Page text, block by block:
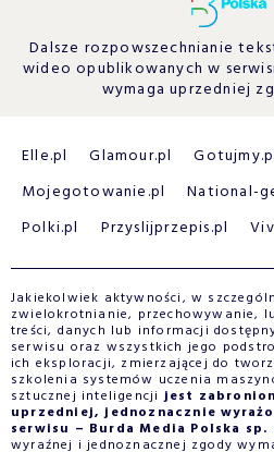
Dalsze rozpowszechnianie
wideo opublikowanych w
wymaga uprzedniej
Elle.pl Glamour.pl
Mojegotowanie.pl
National-
Polki.pl
Przyslijprzepis.pl
Jakiekolwiek aktywności, w
zwielokrotnianie, przechowywanie,
treści, danych lub informacji
serwisu oraz wszystkich jego
ich eksploracji, zmierzającej do
szkolenia systemów uczenia
sztucznej inteligencjijest
uprzedniej, jednoznacznie
serwisu – Burda Media Polska sp.
wyraźnej i jednoznacznej zgody